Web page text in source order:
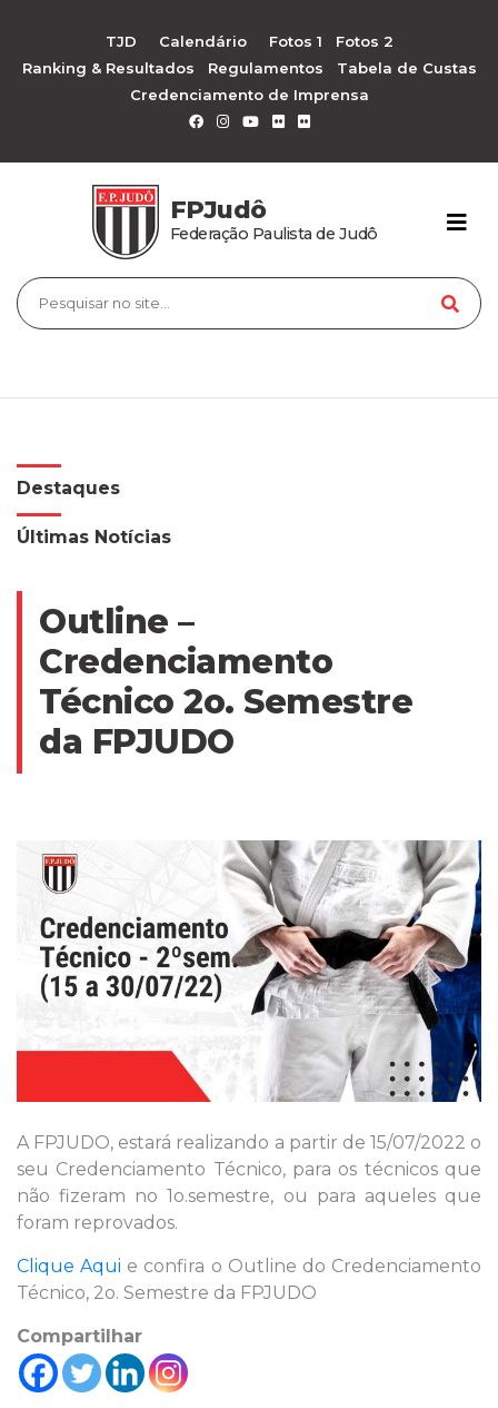
TJD Calendário Fotos 1
Fotos 2
Ranking & Resultados
Regulamentos
Tabela de Custas
Credenciamento de Imprensa
FPJudô
Federação Paulista de Judô
Destaques
Últimas Notícias
Outline –
Credenciamento
Técnico 2o. Semestre
da FPJUDO
A FPJUDO, estará realizando a partir de 15/07/2022 o
seu Credenciamento Técnico, para os técnicos que
não fizeram no 1o.semestre, ou para aqueles que
foram reprovados.
Clique Aqui e confira o Outline do Credenciamento
Técnico, 2o. Semestre da FPJUDO
Compartilhar